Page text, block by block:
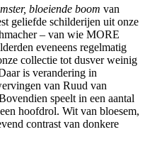
bloeiende boom van
geliefde schilderijen uit onze
– van wie MORE
eveneens regelmatig
collectie tot dusver weinig
is verandering in
van Ruud van
speelt in een aantal
hoofdrol. Wit van bloesem,
contrast van donkere